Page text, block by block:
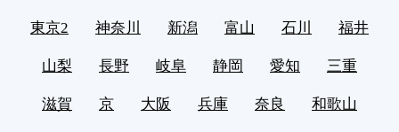
東京2 神奈川 新潟 富山 石川 福井
山梨 長野 岐阜 静岡 愛知 三重
滋賀 京 大阪 兵庫 奈良 和歌山